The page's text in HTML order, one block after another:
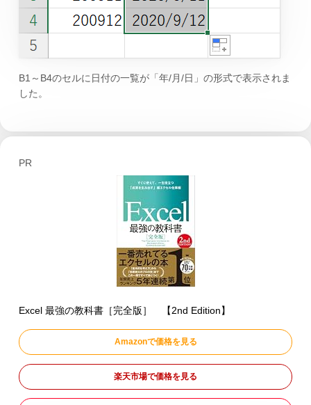
B1～B4のセルに日付の一覧が「年/月/日」の形式で表示されま
した。
PR
Excel 最強の教科書［完全版］ 【2nd Edition】
Amazonで価格を見る
楽天市場で価格を見る